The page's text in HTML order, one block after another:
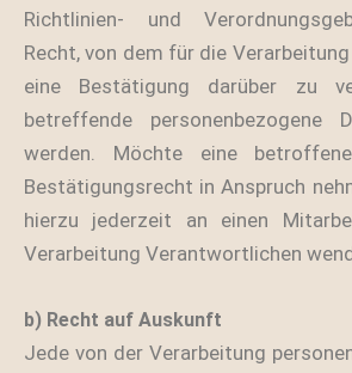
Richtlinien- und
Recht, von dem für die
eine Bestätigung darüber zu
betreffende personenbezogene
werden. Möchte eine
Bestätigungsrecht in Anspruch
hierzu jederzeit an einen
Verarbeitung Verantwortlichen
b) Recht auf Auskunft
Jede von der Verarbeitung